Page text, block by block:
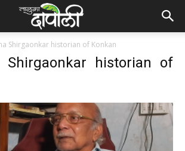
Shirgaonkar historian of Konkan
Shirgaonkar historian of